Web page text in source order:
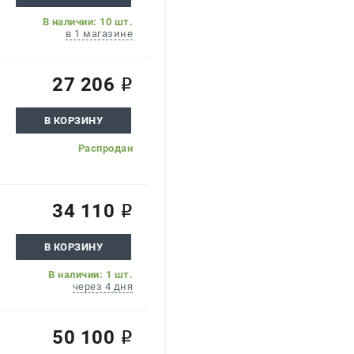
В наличии: 10 шт.
в 1 магазине
27 206 i
Распродан
В КОРЗИНУ
34 110 i
В наличии: 1 шт.
через 4 дня
В КОРЗИНУ
50 100 i